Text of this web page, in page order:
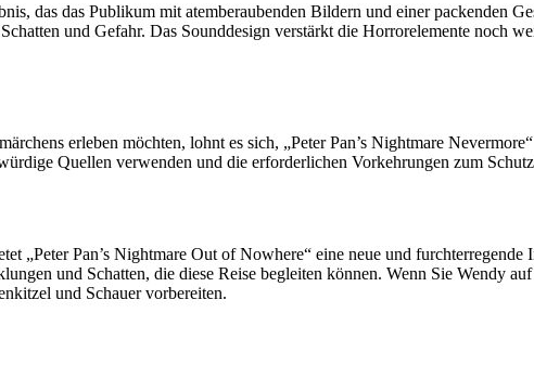
das das Publikum mit atemberaubenden Bildern und einer packenden
und Gefahr. Das Sounddesign verstärkt die Horrorelemente noch
erleben möchten, lohnt es sich, „Peter Pan’s Nightmare
Quellen verwenden und die erforderlichen Vorkehrungen zum
„Peter Pan’s Nightmare Out of Nowhere“ eine neue und
und Schatten, die diese Reise begleiten können. Wenn Sie Wendy
und Schauer vorbereiten.